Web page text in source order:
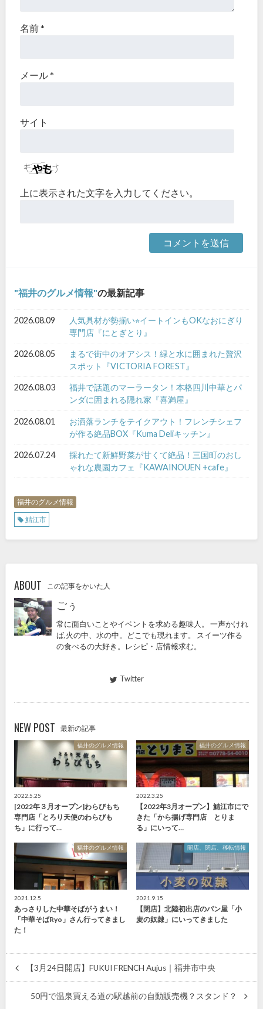
名前*
メール*
サイト
上に表示された文字を入力してください。
福井のグルメ情報 の最新記事
2026.08.09
人気具材が勢揃い⭐︎イートインもOKなおにぎり
専門店『にとぎとり』
2026.08.05
まるで街中のオアシス！緑と水に囲まれた贅沢
スポット『VICTORIA FOREST』
2026.08.03
福井で話題のマーラータン！本格四川中華とパ
ンダに囲まれる隠れ家『喜満屋』
2026.08.01
お洒落ランチをテイクアウト！フレンチシェフ
が作る絶品BOX『Kuma Deliキッチン』
2026.07.24
採れたて新鮮野菜が甘くて絶品！三国町のおし
ゃれな農園カフェ『KAWAINOUEN +cafe』
福井のグルメ情報
鯖江市
ABOUT この記事をかいた人
ごぅ
常に面白いことやイベントを求める趣味人。 一声かけれ
ば,火の中、水の中。どこでも現れます。 スイーツ作る
の食べるの大好き。レシピ・店情報求む。
Twitter
NEW POST 最新の記事
福井のグルメ情報
2022.5.25
[2022年３月オープン]わらびもち
専門店「とろり天使のわらびも
ち」に行って…
福井のグルメ情報
2022.3.25
【2022年3月オープン】鯖江市にで
きた「から揚げ専門店 とりま
る」にいって…
福井のグルメ情報
2021.12.5
あっさりした中華そばがうまい！
「中華そばRyo」さん行ってきまし
た！
開店、閉店、移転情報
2021.9.15
【閉店】北陸初出店のパン屋「小
麦の奴隷」にいってきました
【3月24日開店】FUKUI FRENCH Aujus｜福井市中央
50円で温泉買える道の駅越前の自動販売機？スタンド？